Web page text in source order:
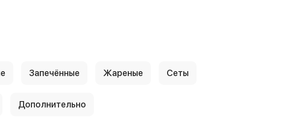
Запечённые Жареные Сеты
Дополнительно